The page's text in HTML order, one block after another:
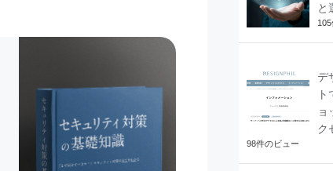
と
デ
ョ
ク
98件のビュー